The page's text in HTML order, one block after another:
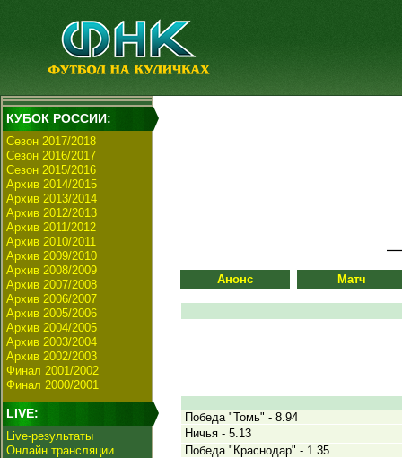
КУБОК РОССИИ:
Сезон 2017/2018
Сезон 2016/2017
Сезон 2015/2016
Архив 2014/2015
Архив 2013/2014
Архив 2012/2013
Архив 2011/2012
Архив 2010/2011
Архив 2009/2010
Архив 2008/2009
Архив 2007/2008
Архив 2006/2007
Архив 2005/2006
Архив 2004/2005
Архив 2003/2004
Архив 2002/2003
Финал 2001/2002
Финал 2000/2001
LIVE:
Live-результаты
Онлайн трансляции
Анонс Матч
Победа "Томь" - 8.94
Ничья - 5.13
Победа "Краснодар" - 1.35